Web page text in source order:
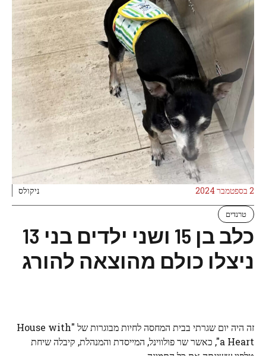
2 בספטמבר 2024 ניקולס
טרנדים
כלב בן 15 ושני ילדים בני 13
ניצלו כולם מהוצאה להורג
זה היה יום שגרתי בבית המחסה לחיות מבוגרות של "House with
a Heart", כאשר שר פולווינל, המייסדת והמנהלת, קיבלה שיחת